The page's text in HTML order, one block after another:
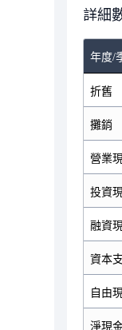
詳細
年度/
折舊
攤銷
營業
投資
融資
資本
自由
淨現
-
-
-